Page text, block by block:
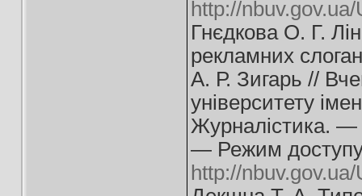
http://
Гнєдкова О. Г.
рекламних
А. Р. Зигарь //
університету
Журналістика.
— Режим
http://